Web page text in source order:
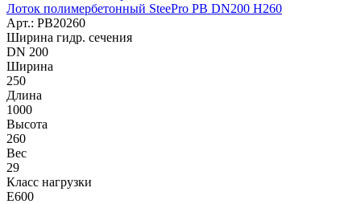
Лоток полимербетонный SteePro PB DN200 H260
Арт.: PB20260
Ширина гидр. сечения
DN 200
Ширина
250
Длина
1000
Высота
260
Вес
29
Класс нагрузки
E600